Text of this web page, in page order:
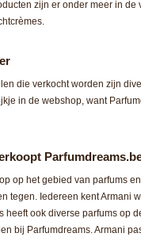
zijn er onder meer in de
die verkocht worden zijn
in de webshop, want
op het gebied van parfums
tegen. Iedereen kent Armani
heeft ook diverse parfums op
bij Parfumdreams. Armani